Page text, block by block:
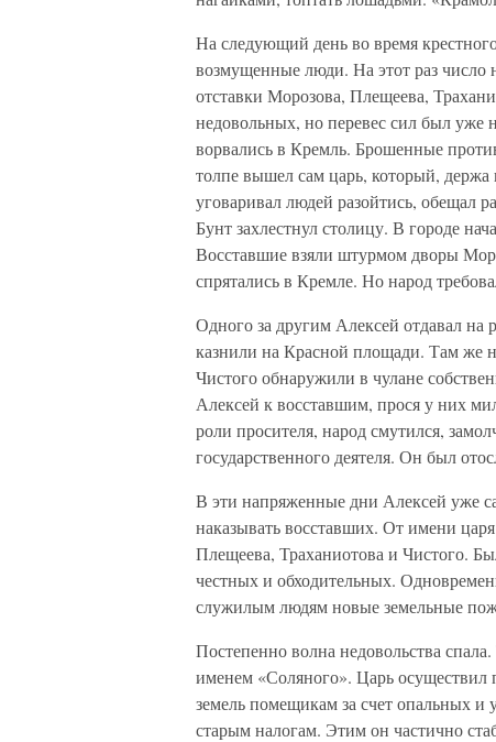
На следующий день во время
возмущенные люди. На этот раз число
отставки Морозова, Плещеева,
недовольных, но перевес сил был уже
ворвались в Кремль. Брошенные
толпе вышел сам царь, который,
уговаривал людей разойтись, обещал
Бунт захлестнул столицу. В городе
Восставшие взяли штурмом дворы
спрятались в Кремле. Но народ
Одного за другим Алексей отдавал на
казнили на Красной площади. Там же
Чистого обнаружили в чулане
Алексей к восставшим, прося у них
роли просителя, народ смутился,
государственного деятеля. Он был
В эти напряженные дни Алексей уже
наказывать восставших. От имени
Плещеева, Траханиотова и Чистого.
честных и обходительных.
служилым людям новые земельные
Постепенно волна недовольства
именем «Соляного». Царь осуществил
земель помещикам за счет опальных
старым налогам. Этим он частично